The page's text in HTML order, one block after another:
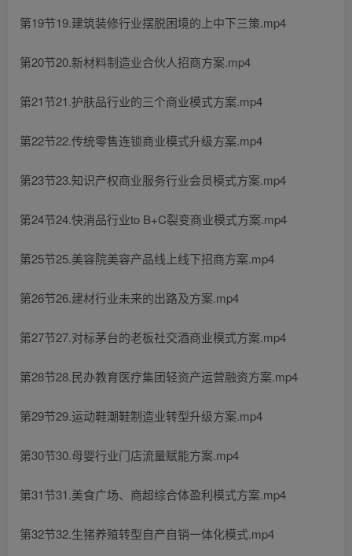
第19节19.建筑装修行业摆脱困境的上中下三策.mp4
第20节20.新材料制造业合伙人招商方案.mp4
第21节21.护肤品行业的三个商业模式方案.mp4
第22节22.传统零售连锁商业模式升级方案.mp4
第23节23.知识产权商业服务行业会员模式方案.mp4
第24节24.快消品行业to B+C裂变商业模式方案.mp4
第25节25.美容院美容产品线上线下招商方案.mp4
第26节26.建材行业未来的出路及方案.mp4
第27节27.对标茅台的老板社交酒商业模式方案.mp4
第28节28.民办教育医疗集团轻资产运营融资方案.mp4
第29节29.运动鞋潮鞋制造业转型升级方案.mp4
第30节30.母婴行业门店流量赋能方案.mp4
第31节31.美食广场、商超综合体盈利模式方案.mp4
第32节32.生猪养殖转型自产自销一体化模式.mp4